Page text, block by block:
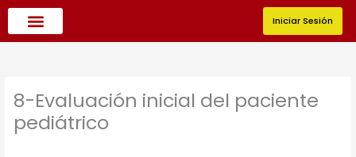
contenido
Iniciar Sesión
8-Evaluación inicial del paciente
pediátrico